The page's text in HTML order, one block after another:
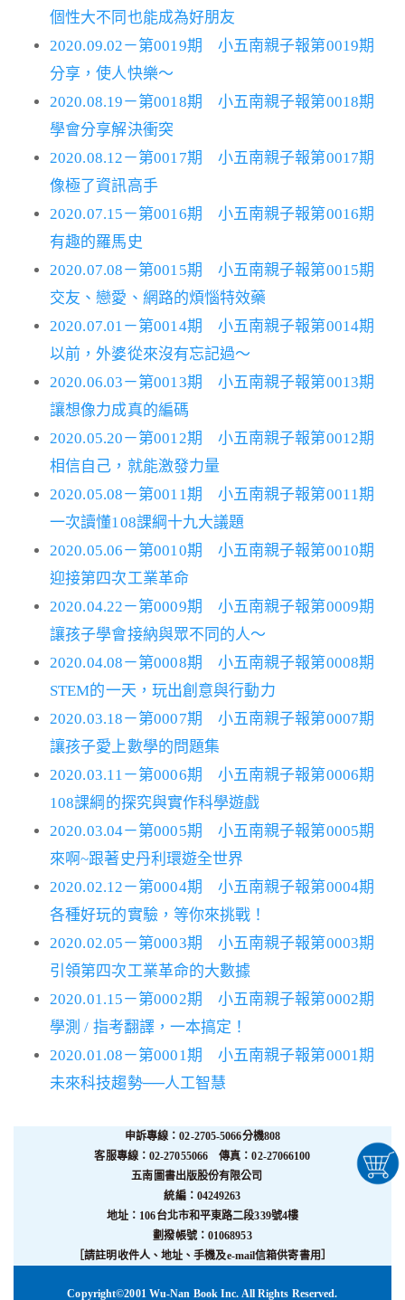
個性大不同也能成為好朋友
2020.09.02－第0019期 小五南親子報第0019期
分享，使人快樂～
2020.08.19－第0018期 小五南親子報第0018期
學會分享解決衝突
2020.08.12－第0017期 小五南親子報第0017期
像極了資訊高手
2020.07.15－第0016期 小五南親子報第0016期
有趣的羅馬史
2020.07.08－第0015期 小五南親子報第0015期
交友、戀愛、網路的煩惱特效藥
2020.07.01－第0014期 小五南親子報第0014期
以前，外婆從來沒有忘記過～
2020.06.03－第0013期 小五南親子報第0013期
讓想像力成真的編碼
2020.05.20－第0012期 小五南親子報第0012期
相信自己，就能激發力量
2020.05.08－第0011期 小五南親子報第0011期
一次讀懂108課綱十九大議題
2020.05.06－第0010期 小五南親子報第0010期
迎接第四次工業革命
2020.04.22－第0009期 小五南親子報第0009期
讓孩子學會接納與眾不同的人～
2020.04.08－第0008期 小五南親子報第0008期
STEM的一天，玩出創意與行動力
2020.03.18－第0007期 小五南親子報第0007期
讓孩子愛上數學的問題集
2020.03.11－第0006期 小五南親子報第0006期
108課綱的探究與實作科學遊戲
2020.03.04－第0005期 小五南親子報第0005期
來啊~跟著史丹利環遊全世界
2020.02.12－第0004期 小五南親子報第0004期
各種好玩的實驗，等你來挑戰！
2020.02.05－第0003期 小五南親子報第0003期
引領第四次工業革命的大數據
2020.01.15－第0002期 小五南親子報第0002期
學測 / 指考翻譯，一本搞定！
2020.01.08－第0001期 小五南親子報第0001期
未來科技趨勢──人工智慧
申訴專線：02-2705-5066分機808
客服專線：02-27055066 傳真：02-27066100
五南圖書出版股份有限公司
統編：04249263
地址：106台北市和平東路二段339號4樓
劃撥帳號：01068953
［請註明收件人、地址、手機及e-mail信箱供寄書用］
Copyright©2001 Wu-Nan Book Inc. All Rights Reserved.